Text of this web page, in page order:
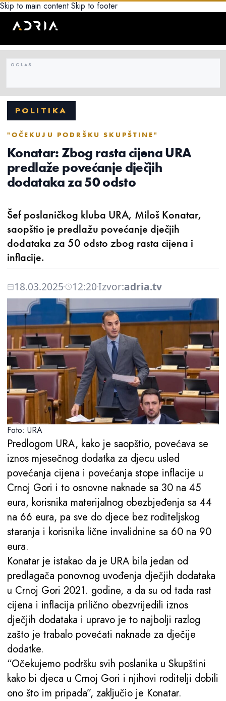
Skip to main content Skip to footer
POLITIKA
"OČEKUJU PODRŠKU SKUPŠTINE"
Konatar: Zbog rasta cijena URA
predlaže povećanje dječjih
dodataka za 50 odsto
Šef poslaničkog kluba URA, Miloš Konatar,
saopštio je predlažu povećanje dječjih
dodataka za 50 odsto zbog rasta cijena i
inflacije.
18.03.2025 12:20Izvor:adria.tv
Foto: URA
Predlogom URA, kako je saopštio, povećava se
iznos mjesečnog dodatka za djecu usled
povećanja cijena i povećanja stope inflacije u
Crnoj Gori i to osnovne naknade sa 30 na 45
eura, korisnika materijalnog obezbjeđenja sa 44
na 66 eura, pa sve do djece bez roditeljskog
staranja i korisnika lične invalidnine sa 60 na 90
eura.
Konatar je istakao da je URA bila jedan od
predlagača ponovnog uvođenja dječjih dodataka
u Crnoj Gori 2021. godine, a da su od tada rast
cijena i inflacija prilično obezvrijedili iznos
dječjih dodataka i upravo je to najbolji razlog
zašto je trabalo povećati naknade za dječije
dodatke.
“Očekujemo podršku svih poslanika u Skupštini
kako bi djeca u Crnoj Gori i njihovi roditelji dobili
ono što im pripada”, zaključio je Konatar.